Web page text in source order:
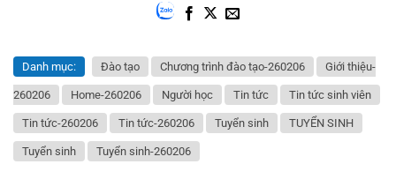
Danh mục: Đào tạo Chương trình đào tạo-260206 Giới thiệu-
260206 Home-260206 Người học Tin tức Tin tức sinh viên
Tin tức-260206 Tin tức-260206 Tuyển sinh TUYỂN SINH
Tuyển sinh Tuyển sinh-260206